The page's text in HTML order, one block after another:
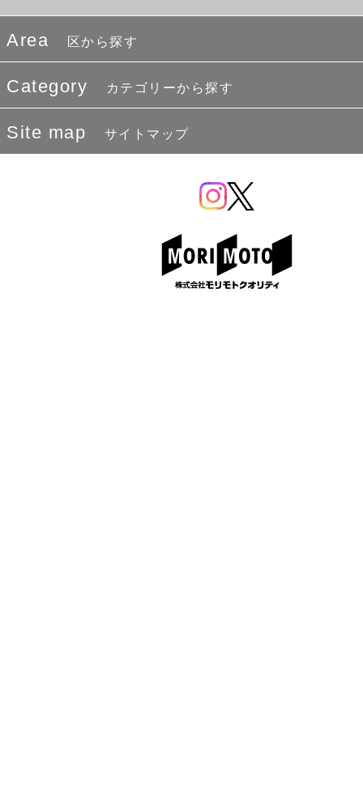
Area 区から探す
Category カテゴリーから探す
Site map サイトマップ